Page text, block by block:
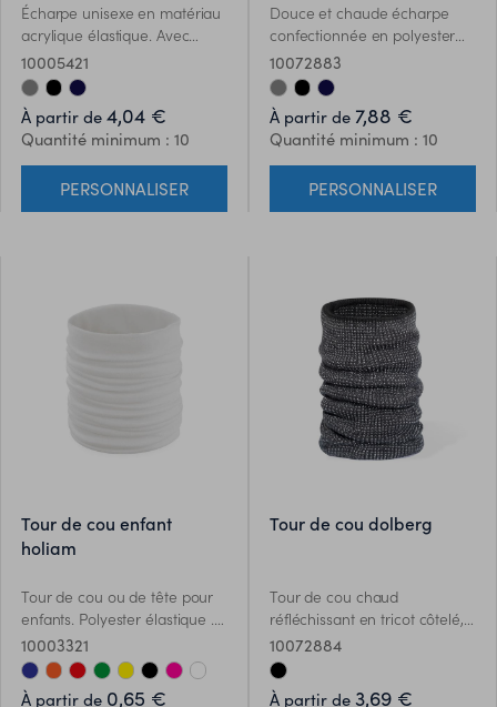
Écharpe unisexe en matériau
acrylique élastique. Avec
écusson en similicuir cousu
pour le marquage et
disponible dans une large
gamme de couleurs.
10005421
À partir de 4,04 €
Quantité minimum : 10
PERSONNALISER
Douce et chaude écharpe
confectionnée en polyester
RPET chaud. Fabriquée dans
des couleurs bicolores
élégantes avec des bords de
différentes couleurs, finition
frangée. Avec Logo RPET sur
létiquette. Présenté
individuellement en boîte
noire. Le matériau RPET est
plastiques et contribue à la
durabilité de la planète.
10072883
À partir de 7,88 €
Quantité minimum : 10
PERSONNALISER
tour de cou enfant
holiam
Tour de cou ou de tête pour
enfants. Polyester élastique .
Disponible dans de nombreux
coloris. Spécialement conçu
pour la sublimation en blanc
10003321
À partir de 0,65 €
tour de cou dolberg
Tour de cou chaud
réfléchissant en tricot côtelé,
fabriqué en matériau souple
acrylique élastique en
combinaison avec polyester,
10072884
À partir de 3,69 €